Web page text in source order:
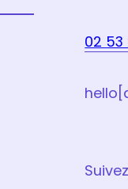
02 53